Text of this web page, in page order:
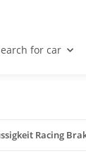
for car
Racing